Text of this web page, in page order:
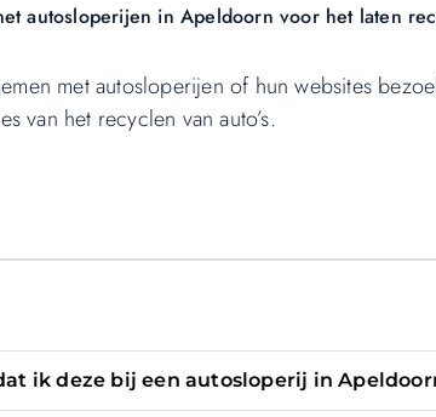
autosloperijen in Apeldoorn voor het laten
met autosloperijen of hun websites
van het recyclen van auto’s.
ik deze bij een autosloperij in